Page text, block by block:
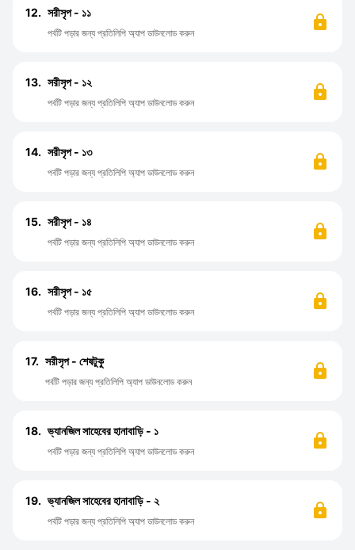
12. সরীসৃপ - ১১
পর্বটি পড়ার জন্য প্রতিলিপি অ্যাপ ডাউনলোড করুন
13. সরীসৃপ - ১২
পর্বটি পড়ার জন্য প্রতিলিপি অ্যাপ ডাউনলোড করুন
14. সরীসৃপ - ১৩
পর্বটি পড়ার জন্য প্রতিলিপি অ্যাপ ডাউনলোড করুন
15. সরীসৃপ - ১৪
পর্বটি পড়ার জন্য প্রতিলিপি অ্যাপ ডাউনলোড করুন
16. সরীসৃপ - ১৫
পর্বটি পড়ার জন্য প্রতিলিপি অ্যাপ ডাউনলোড করুন
17. সরীসৃপ - শেষটুকু
পর্বটি পড়ার জন্য প্রতিলিপি অ্যাপ ডাউনলোড করুন
18. ভ্যানজিল সাহেবের হানাবাড়ি - ১
পর্বটি পড়ার জন্য প্রতিলিপি অ্যাপ ডাউনলোড করুন
19. ভ্যানজিল সাহেবের হানাবাড়ি - ২
পর্বটি পড়ার জন্য প্রতিলিপি অ্যাপ ডাউনলোড করুন